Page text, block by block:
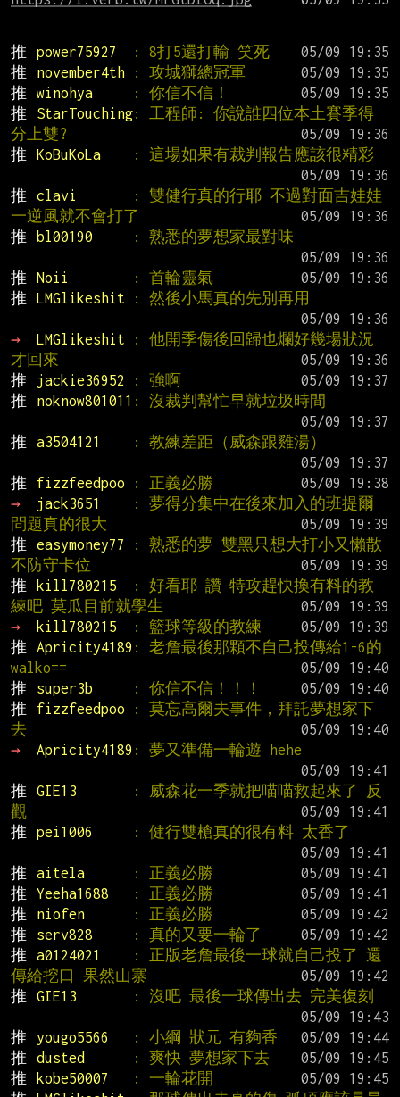
推 power75927 : 8打5還打輸 笑死
推
november4th : 攻城獅總冠軍
推
winohya : 你信不信！
推
StarTouching: 工程師: 你說誰四位本土賽季得
分上雙?
推
KoBuKoLa
: 這場如果有裁判報告應該很精彩
推
clavi
: 雙健行真的行耶 不過對面吉娃娃
一逆風就不會打了
推
bl00190
: 熟悉的夢想家最對味
推
Noii : 首輪靈氣
推
LMGlikeshit
: 然後小馬真的先別再用
→
LMGlikeshit
: 他開季傷後回歸也爛好幾場狀況
才回來
推
jackie36952 : 強啊
推
noknow801011 : 沒裁判幫忙早就垃圾時間
推
a3504121
: 教練差距（威森跟雞湯）
推
fizzfeedpoo : 正義必勝
→
jack3651
: 夢得分集中在後來加入的班提爾
問題真的很大
推
easymoney77
: 熟悉的夢 雙黑只想大打小又懶散
不防守卡位
推
kill780215
: 好看耶 讚 特攻趕快換有料的教
練吧 莫瓜目前就學生
→
kill780215 : 籃球等級的教練
推
Apricity4189 : 老詹最後那顆不自己投傳給1-6的
walko==
推
super3b : 你信不信！！！
推
fizzfeedpoo
: 莫忘高爾夫事件，拜託夢想家下
去
→
Apricity4189 : 夢又準備一輪遊 hehe
推
GIE13
: 威森花一季就把喵喵救起來了 反
觀
推
pei1006
: 健行雙槍真的很有料 太香了
推
aitela : 正義必勝
推
Yeeha1688 : 正義必勝
推
niofen : 正義必勝
推
serv828 : 真的又要一輪了
推
a0124021
: 正版老詹最後一球就自己投了 還
傳給挖口 果然山寨
推
GIE13
: 沒吧 最後一球傳出去 完美復刻
推
yougo5566 : 小綱 狀元 有夠香
推
dusted : 爽快 夢想家下去
推
kobe50007 : 一輪花開